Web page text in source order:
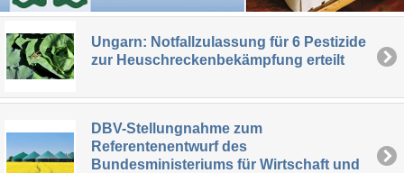
Ungarn: Notfallzulassung für 6 Pestizide
zur Heuschreckenbekämpfung erteilt
DBV-Stellungnahme zum
Referentenentwurf des
Bundesministeriums für Wirtschaft und